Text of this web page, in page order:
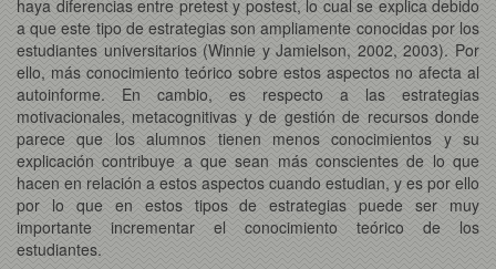
haya diferencias entre pretest y postest, lo cual se explica debido
a que este tipo de estrategias son ampliamente conocidas por los
estudiantes universitarios (Winnie y Jamielson, 2002, 2003). Por
ello, más conocimiento teórico sobre estos aspectos no afecta al
autoinforme. En cambio, es respecto a las estrategias
motivacionales, metacognitivas y de gestión de recursos donde
parece que los alumnos tienen menos conocimientos y su
explicación contribuye a que sean más conscientes de lo que
hacen en relación a estos aspectos cuando estudian, y es por ello
por lo que en estos tipos de estrategias puede ser muy
importante incrementar el conocimiento teórico de los
estudiantes.